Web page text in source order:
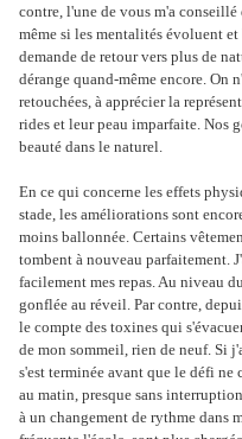
contre, l'une de vous m'a
même si les mentalités évoluent
demande de retour vers plus de
dérange quand-même encore. On
retouchées, à apprécier la
rides et leur peau imparfaite. Nos
beauté dans le naturel.
En ce qui concerne les effets
stade, les améliorations sont
moins ballonnée. Certains
tombent à nouveau parfaitement.
facilement mes repas. Au niveau
gonflée au réveil. Par contre,
le compte des toxines qui
de mon sommeil, rien de neuf. Si
s'est terminée avant que le défi
au matin, presque sans
à un changement de rythme dans